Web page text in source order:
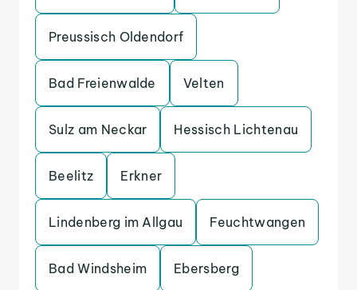
Preussisch Oldendorf
Bad Freienwalde Velten
Sulz am Neckar Hessisch Lichtenau
Beelitz Erkner
Lindenberg im Allgau Feuchtwangen
Bad Windsheim Ebersberg